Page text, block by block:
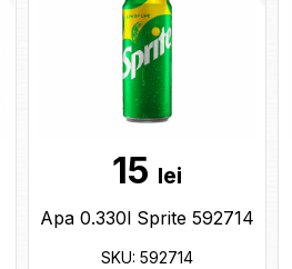
15 lei
Apa 0.330l Sprite 592714
SKU: 592714